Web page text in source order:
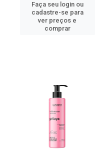
Faça seu login ou
cadastre-se para
ver preços e
comprar